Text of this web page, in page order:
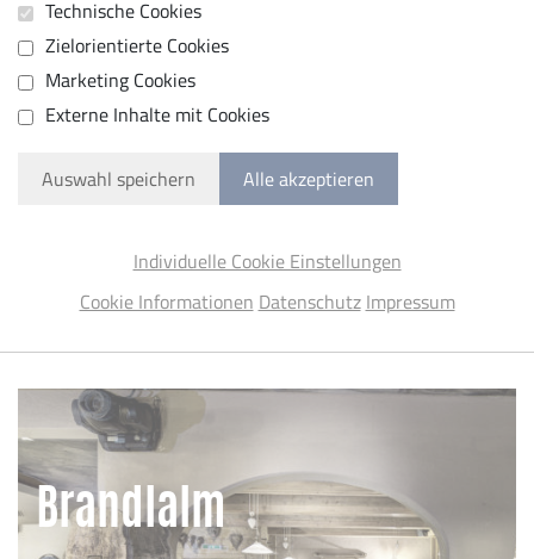
Technische Cookies
Zielorientierte Cookies
Marketing Cookies
Externe Inhalte mit Cookies
Auswahl speichern Alle akzeptieren
Individuelle Cookie Einstellungen
Cookie Informationen Datenschutz Impressum
Brandlalm